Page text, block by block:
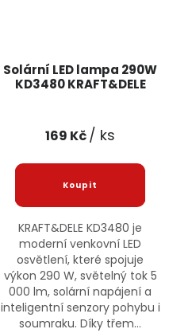
Solární LED lampa 290W
KD3480 KRAFT&DELE
169 Kč/ ks
KRAFT&DELE KD3480 je
moderní venkovní LED
osvětlení, které spojuje
výkon 290 W, světelný tok 5
000 lm, solární napájení a
inteligentní senzory pohybu i
soumraku. Díky třem...